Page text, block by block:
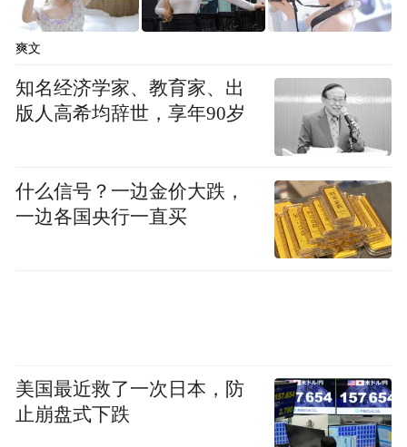
爽文
知名经济学家、教育家、出
版人高希均辞世，享年90岁
什么信号？一边金价大跌，
一边各国央行一直买
美国最近救了一次日本，防
止崩盘式下跌